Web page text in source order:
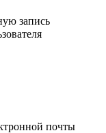
запись
почты